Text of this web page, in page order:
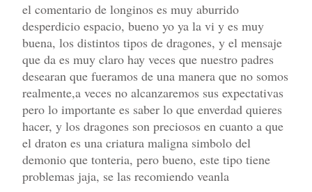
el comentario de longinos es muy aburrido
desperdicio espacio, bueno yo ya la vi y es muy
buena, los distintos tipos de dragones, y el mensaje
que da es muy claro hay veces que nuestro padres
desearan que fueramos de una manera que no somos
realmente,a veces no alcanzaremos sus expectativas
pero lo importante es saber lo que enverdad quieres
hacer, y los dragones son preciosos en cuanto a que
el draton es una criatura maligna simbolo del
demonio que tonteria, pero bueno, este tipo tiene
problemas jaja, se las recomiendo veanla